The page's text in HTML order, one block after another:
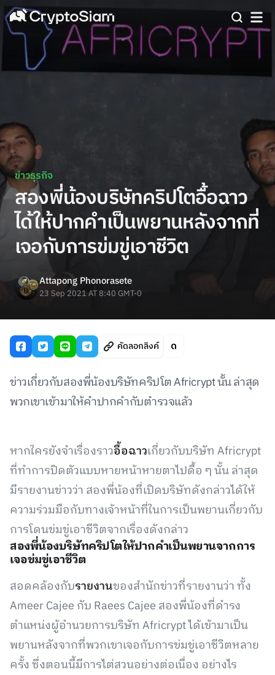
ข่าวธุรกิจ
สองพี่น้องบริษัทคริปโตอื้อฉาว
ได้ให้ปากคำเป็นพยานหลังจากที่
เจอกับการข่มขู่เอาชีวิต
Attapong Phonorasete
23 Sep 2021 AT 8:40 GMT-0
คัดลอกลิงค์
ข่าวเกี่ยวกับสองพี่น้องบริษัทคริปโต Africrypt นั้น ล่าสุด
พวกเขาเข้ามาให้คำปากคำกับตำรวจแล้ว
หากใครยังจำเรื่องราวอื้อฉาวเกี่ยวกับบริษัท Africrypt
ที่ทำการปิดตัวแบบหายหน้าหายตาไปดื้อ ๆ นั้น ล่าสุด
มีรายงานข่าวว่า สองพี่น้องที่เปิดบริษัทดังกล่าวได้ให้
ความร่วมมือกับทางเจ้าหน้าที่ในการเป็นพยานเกี่ยวกับ
การโดนข่มขู่เอาชีวิตจากเรื่องดังกล่าว
สองพี่น้องบริษัทคริปโตให้ปากคำเป็นพยานจากการ
เจอข่มขู่เอาชีวิต
สอดคล้องกับรายงานของสำนักข่าวที่รายงานว่า ทั้ง
Ameer Cajee กับ Raees Cajee สองพี่น้องที่ดำรง
ตำแหน่งผู้อำนวยการบริษัท Africrypt ได้เข้ามาเป็น
พยานหลังจากที่พวกเขาเจอกับการข่มขู่เอาชีวิตหลาย
ครั้ง ซึ่งตอนนี้มีการไต่สวนอย่างต่อเนื่อง อย่างไร